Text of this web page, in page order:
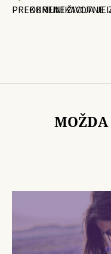
PREOKRENE ŽIVOTNE
KOMUNIKACIJA JE